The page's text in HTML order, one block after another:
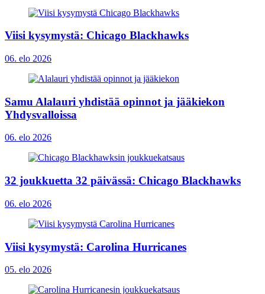
Viisi kysymystä: Chicago Blackhawks
06. elo 2026
Samu Alalauri yhdistää opinnot ja jääkiekon
Yhdysvalloissa
06. elo 2026
32 joukkuetta 32 päivässä: Chicago Blackhawks
06. elo 2026
Viisi kysymystä: Carolina Hurricanes
05. elo 2026